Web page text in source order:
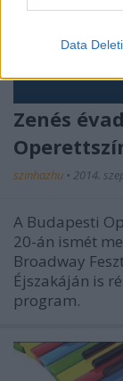
Data
Zenés
szinhazhu • 2014.
A Budapesti
20-án ismét
Broadway
Éjszakáján is
program.